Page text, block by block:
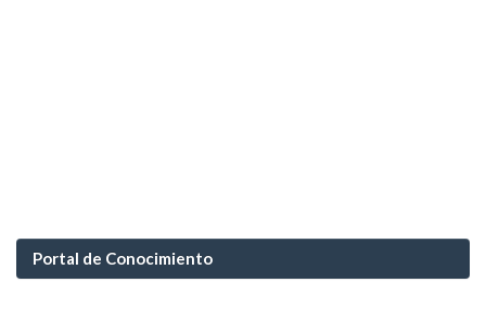
Portal de Conocimiento